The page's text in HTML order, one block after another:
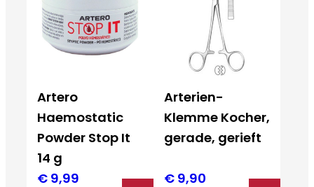
Artero
Haemostatic
Powder Stop It
14 g
€ 9,99
Arterien-
Klemme Kocher,
gerade, gerieft
€ 9,90